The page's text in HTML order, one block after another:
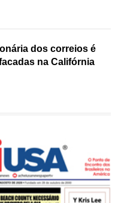
dos correios é
na Califórnia